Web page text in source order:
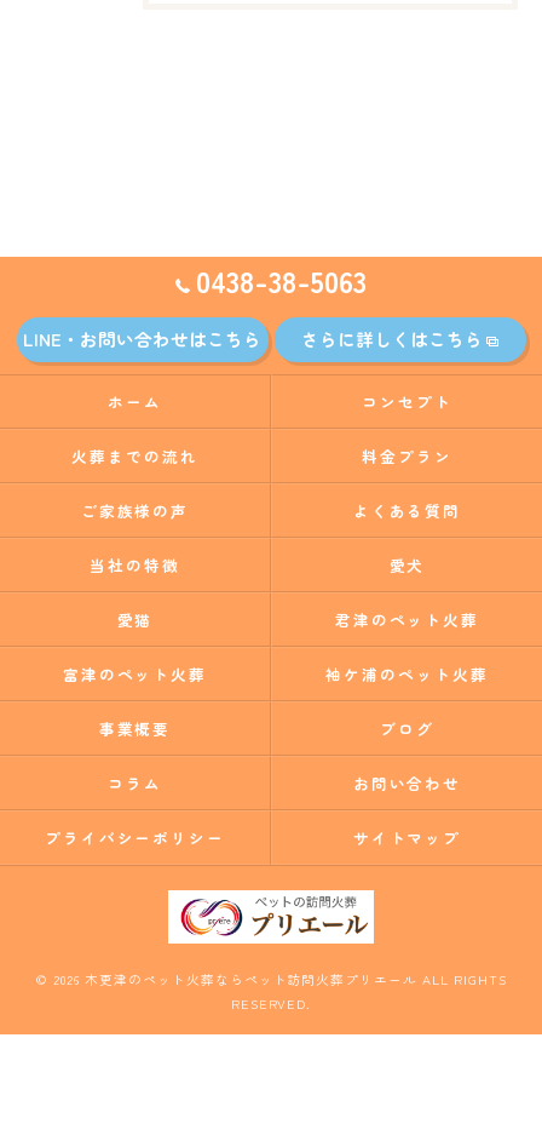
0438-38-5063
LINE・お問い合わせはこちら さらに詳しくはこちら
ホーム コンセプト
火葬までの流れ 料金プラン
ご家族様の声 よくある質問
当社の特徴 愛犬
愛猫 君津のペット火葬
富津のペット火葬 袖ケ浦のペット火葬
事業概要 ブログ
コラム お問い合わせ
プライバシーポリシー サイトマップ
© 2026 木更津のペット火葬ならペット訪問火葬プリエール ALL RIGHTS
RESERVED.